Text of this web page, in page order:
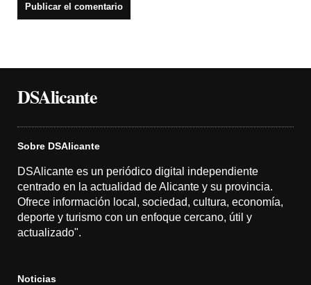
DSAlicante
Sobre DSAlicante
DSAlicante es un periódico digital independiente
centrado en la actualidad de Alicante y su provincia.
Ofrece información local, sociedad, cultura, economía,
deporte y turismo con un enfoque cercano, útil y
actualizado".
Noticias